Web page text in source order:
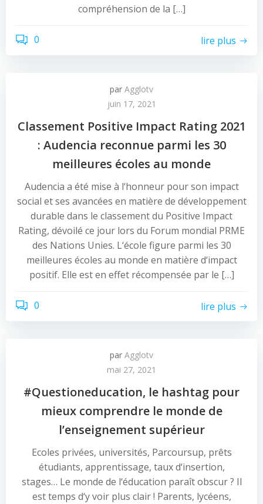
compréhension de la […]
0 lire plus
par Agglotv
juin 17, 2021
Classement Positive Impact Rating 2021
: Audencia reconnue parmi les 30
meilleures écoles au monde
Audencia a été mise à l‘honneur pour son impact
social et ses avancées en matière de développement
durable dans le classement du Positive Impact
Rating, dévoilé ce jour lors du Forum mondial PRME
des Nations Unies. L‘école figure parmi les 30
meilleures écoles au monde en matière d‘impact
positif. Elle est en effet récompensée par le […]
0 lire plus
par Agglotv
mai 27, 2021
#Questioneducation, le hashtag pour
mieux comprendre le monde de
l’enseignement supérieur
Ecoles privées, universités, Parcoursup, prêts
étudiants, apprentissage, taux d‘insertion,
stages… Le monde de l‘éducation paraît obscur ? Il
est temps d‘y voir plus clair ! Parents, lycéens,